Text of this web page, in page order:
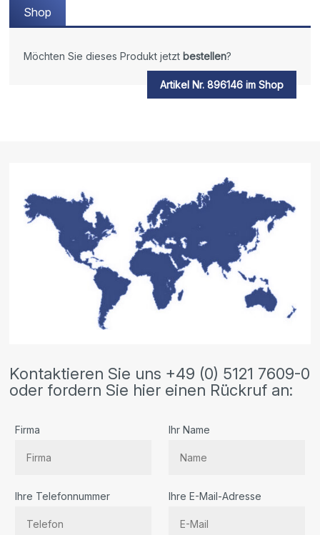
Shop
Möchten Sie dieses Produkt jetzt bestellen?
Artikel Nr. 896146 im Shop
Kontaktieren Sie uns +49 (0) 5121 7609-0
oder fordern Sie hier einen Rückruf an:
Firma Ihr Name
Ihre Telefonnummer Ihre E-Mail-Adresse